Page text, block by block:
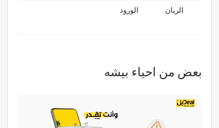
الريان الورود
بعض من احياء بيشه